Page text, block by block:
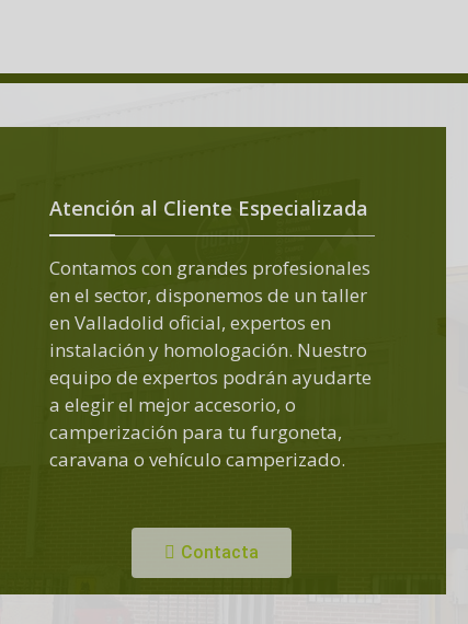
Atención al Cliente Especializada
Contamos con grandes profesionales
en el sector, disponemos de un taller
en Valladolid oficial, expertos en
instalación y homologación. Nuestro
equipo de expertos podrán ayudarte
a elegir el mejor accesorio, o
camperización para tu furgoneta,
caravana o vehículo camperizado.
Contacta